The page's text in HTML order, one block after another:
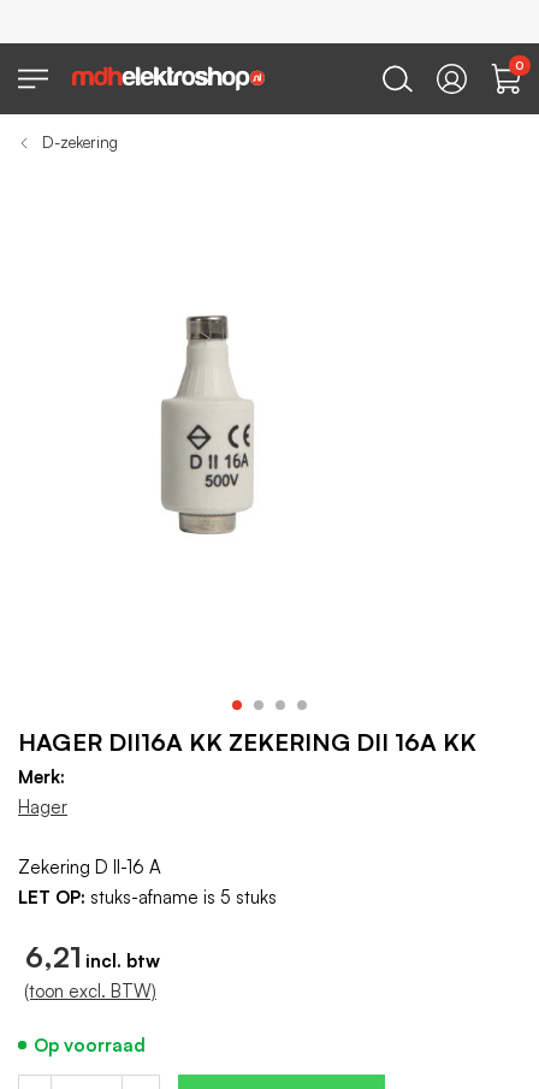
0
D-zekering
HAGER DII16A KK ZEKERING DII 16A KK
Merk:
Hager
6,21
(toon excl. BTW)
Op voorraad
Zekering D II-16 A
LET OP: stuks-afname is 5 stuks